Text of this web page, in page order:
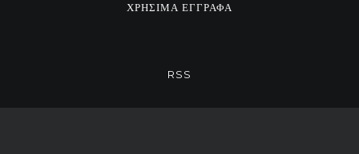
ΧΡΗΣΙΜΑ ΕΓΓΡΑΦΑ
RSS